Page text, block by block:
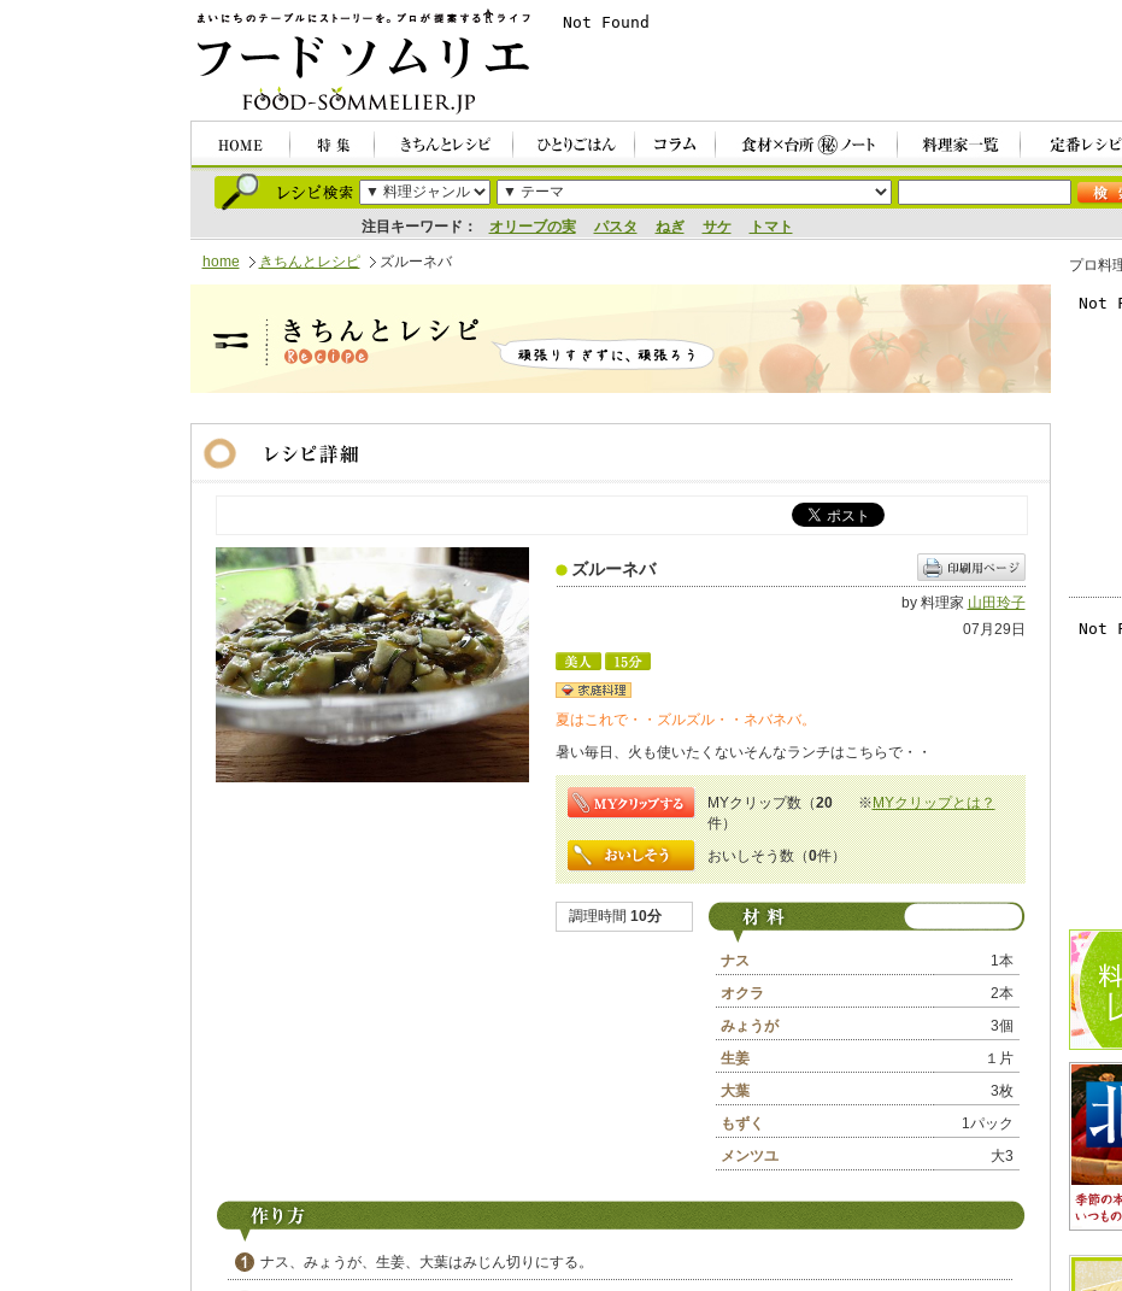
注目キーワード： オリーブの実 パスタ ねぎ サケ トマト
home きちんとレシピ ズルーネバ プロ料
ズルーネバ
by 料理家 山田玲子
07月29日
夏はこれで・・ズルズル・・ネバネバ。
暑い毎日、火も使いたくないそんなランチはこちらで・・
MYクリップ数（20
件）
※MYクリップとは？
おいしそう数（0件）
調理時間 10分
ナス
1本
オクラ
2本
みょうが
3個
生姜
１片
大葉
3枚
もずく
1パック
メンツユ
大3
ナス、みょうが、生姜、大葉はみじん切りにする。